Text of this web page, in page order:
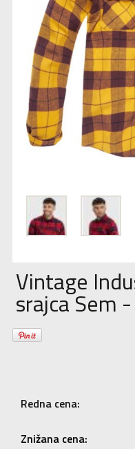
Vintage
srajca Sem
Redna cena:
Znižana cena: